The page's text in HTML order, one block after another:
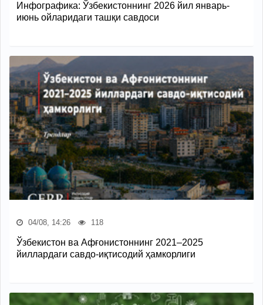
Инфографика: Ўзбекистоннинг 2026 йил январь-
июнь ойларидаги ташқи савдоси
04/08, 14:26 118
Ўзбекистон ва Афғонистоннинг 2021–2025
йиллардаги савдо-иқтисодий ҳамкорлиги